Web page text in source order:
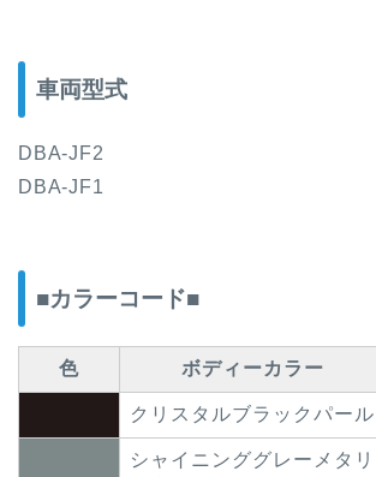
車両型式
DBA-JF2
DBA-JF1
■カラーコード■
色 ボディーカラー
クリスタルブラックパール
シャイニンググレーメタリ